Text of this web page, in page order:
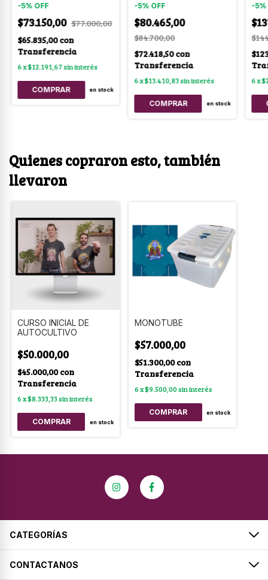
-5% OFF
$73.150,00 $77.000,00
$65.835,00con
Transferencia
6x$12.191,67sin interés
en stock
-5% OFF
$80.465,00
$84.700,00
$72.418,50con
Transferencia
6x$13.410,83sin interés
en stock
-5%
6x
Quienes copraron esto, también
llevaron
CURSO INICIAL DE
AUTOCULTIVO
$50.000,00
$45.000,00con
Transferencia
6x$8.333,33sin interés
en stock
MONOTUBE
$57.000,00
$51.300,00con
Transferencia
6x$9.500,00sin interés
en stock
CATEGORÍAS
CONTACTANOS